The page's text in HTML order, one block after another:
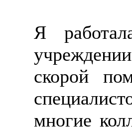
Я
скорой
многие